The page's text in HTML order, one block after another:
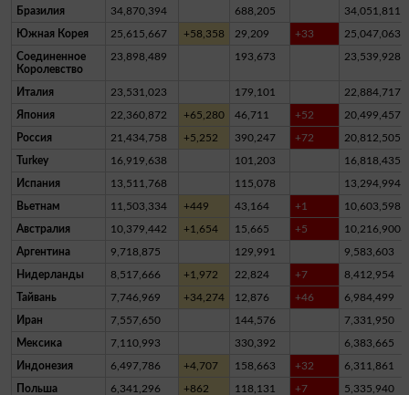
Бразилия 34,870,394 688,205 34,051,811
Южная Корея 25,615,667 +58,358 29,209 +33 25,047,063
Соединенное
Королевство
23,898,489 193,673 23,539,928
Италия 23,531,023 179,101 22,884,717
Япония 22,360,872 +65,280 46,711 +52 20,499,457
Россия 21,434,758 +5,252 390,247 +72 20,812,505
Turkey 16,919,638 101,203 16,818,435
Испания 13,511,768 115,078 13,294,994
Вьетнам 11,503,334 +449 43,164 +1 10,603,598
Австралия 10,379,442 +1,654 15,665 +5 10,216,900
Аргентина 9,718,875 129,991 9,583,603
Нидерланды 8,517,666 +1,972 22,824 +7 8,412,954
Тайвань 7,746,969 +34,274 12,876 +46 6,984,499
Иран 7,557,650 144,576 7,331,950
Мексика 7,110,993 330,392 6,383,665
Индонезия 6,497,786 +4,707 158,663 +32 6,311,861
Польша 6,341,296 +862 118,131 +7 5,335,940